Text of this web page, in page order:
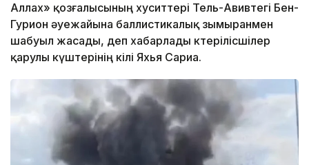
Аллах» қозғалысының хуситтері Тель-Авивтегі Бен-
Гурион әуежайына баллистикалық зымыранмен
шабуыл жасады, деп хабарлады көтерілісшілер
қарулы күштерінің өкілі Яхья Сариа.